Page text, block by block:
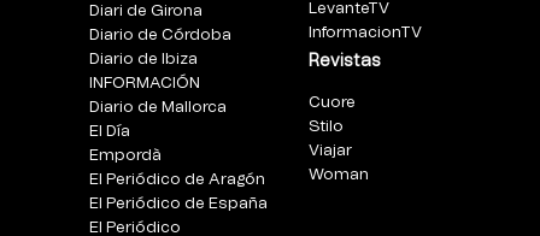
Diari de Girona
Diario de Córdoba
Diario de Ibiza
INFORMACIÓN
Diario de Mallorca
El Día
Empordà
El Periódico de Aragón
El Periódico de España
El Periódico
LevanteTV
InformacionTV
Revistas
Cuore
Stilo
Viajar
Woman